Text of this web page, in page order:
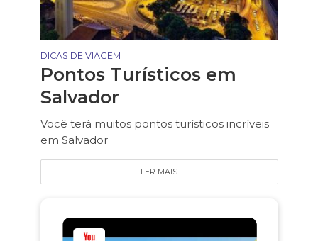
DICAS DE VIAGEM
Pontos Turísticos em
Salvador
Você terá muitos pontos turísticos incríveis
em Salvador
LER MAIS